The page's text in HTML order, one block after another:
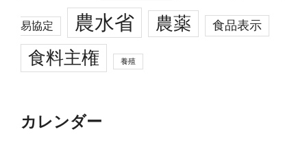
易協定 農水省 農薬 食品表示
食料主権 養殖
カレンダー